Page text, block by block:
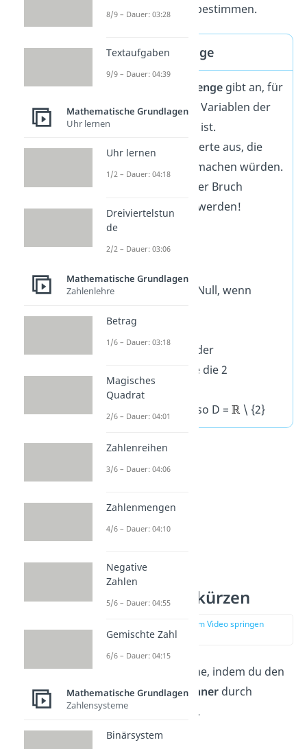
Definitionsmenge
bestimmen.
Definitionsmenge
Definitionsmengegibt an, für
welche Werte der Variablen der
Bruchterm
ist.
Sie schließt alle Werte aus, die
machen würden.
Dadurch würde der Bruch
nämlich ungültig werden!
Beispiel
Der Nenner wird Null, wenn
x = 2 ist.
Du musst also in der
Definitionsmenge die 2
ausschließen.
Das schreibst du so D = \ {2}
Bruchterme kürzen
zur Stelle im Video springen
(01:30)
Du kürzt Bruchterme, indem du den
Zählerund denNennerdurch
dieselbe Zahl teilst
.
Beispiel:
8/9 – Dauer: 03:28
Textaufgaben
9/9 – Dauer: 04:39
Mathematische Grundlagen
Uhr lernen
Uhr lernen
1/2 – Dauer: 04:18
Dreiviertelstun
de
2/2 – Dauer: 03:06
Mathematische Grundlagen
Zahlenlehre
Betrag
1/6 – Dauer: 03:18
Magisches
Quadrat
2/6 – Dauer: 04:01
Zahlenreihen
3/6 – Dauer: 04:06
Zahlenmengen
4/6 – Dauer: 04:10
Negative
Zahlen
5/6 – Dauer: 04:55
Gemischte Zahl
6/6 – Dauer: 04:15
Mathematische Grundlagen
Zahlensysteme
Binärsystem